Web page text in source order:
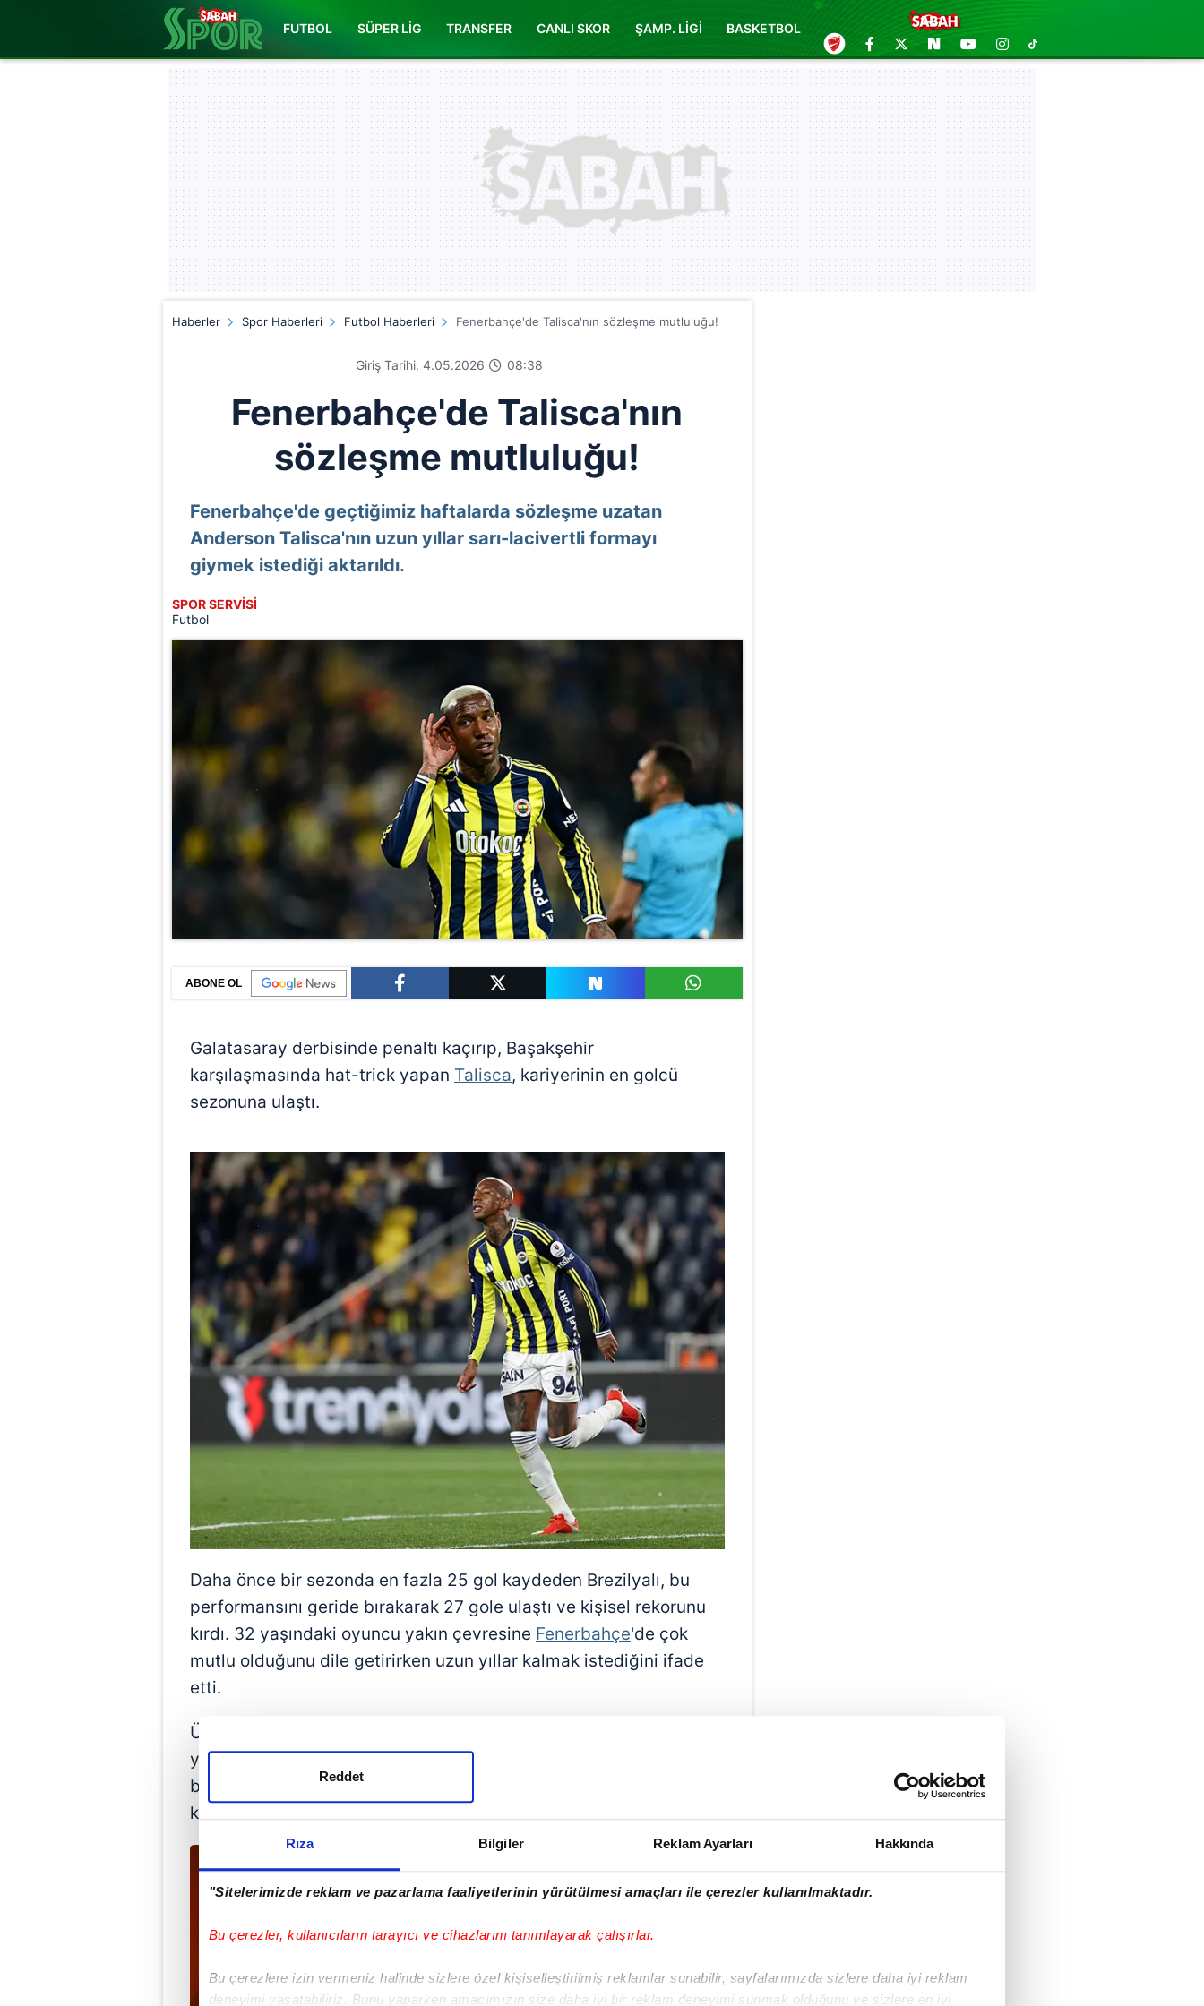
Rıza Bilgiler Reklam Ayarları Hakkında
"Sitelerimizde reklam ve pazarlama faaliyetlerinin yürütülmesi amaçları ile çerezler kullanılmaktadır.
Bu çerezler, kullanıcıların tarayıcı ve cihazlarını tanımlayarak çalışırlar.
Bu çerezlere izin vermeniz halinde sizlere özel kişiselleştirilmiş reklamlar sunabilir, sayfalarımızda sizlere daha iyi reklam
deneyimi yaşatabiliriz. Bunu yaparken amacımızın size daha iyi bir reklam deneyimi sunmak olduğunu ve sizlere en iyi
Reddet
FUTBOL SÜPER LİG TRANSFER CANLI SKOR ŞAMP. LİGİ BASKETBOL
Haberler Spor Haberleri Futbol Haberleri Fenerbahçe'de Talisca'nın sözleşme mutluluğu!
Giriş Tarihi: 4.05.2026 08:38
Fenerbahçe'de Talisca'nın
sözleşme mutluluğu!
Fenerbahçe'de geçtiğimiz haftalarda sözleşme uzatan
Anderson Talisca'nın uzun yıllar sarı-lacivertli formayı
giymek istediği aktarıldı.
SPOR SERVİSİ
Futbol
ABONE OL
Galatasaray derbisinde penaltı kaçırıp, Başakşehir
karşılaşmasında hat-trick yapan Talisca, kariyerinin en golcü
sezonuna ulaştı.
Daha önce bir sezonda en fazla 25 gol kaydeden Brezilyalı, bu
performansını geride bırakarak 27 gole ulaştı ve kişisel rekorunu
kırdı. 32 yaşındaki oyuncu yakın çevresine Fenerbahçe'de çok
mutlu olduğunu dile getirirken uzun yıllar kalmak istediğini ifade
etti.
Ülkesinden gelen teklifleri geri çeviren Sambacı'nın İstanbul'daki
yaşamından memnun olduğu öğrenildi. Ayrıca Talisca, "Taraftar
beni, ben de onları seviyorum. Sözleşme uzatma konusunda ne
kadar doğru bir karar verdiğimi görüyorum'' ifadelerini kullandı.